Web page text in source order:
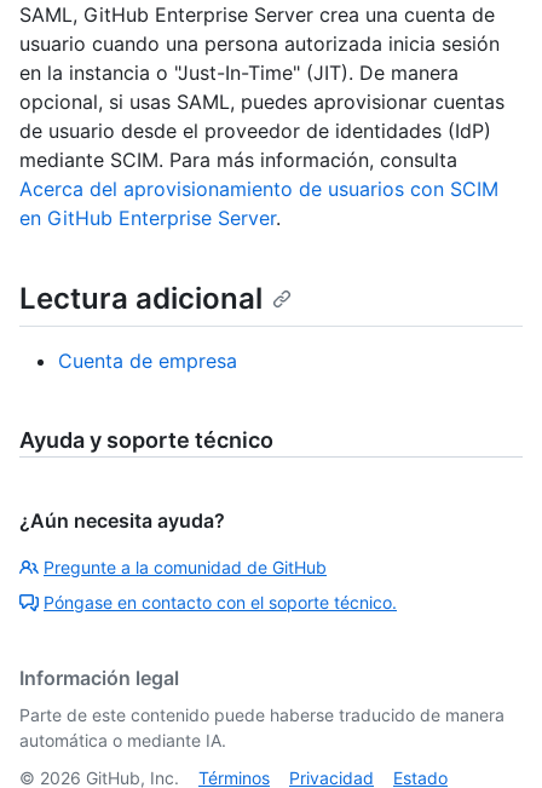
SAML, GitHub Enterprise Server crea una cuenta de
usuario cuando una persona autorizada inicia sesión
en la instancia o "Just-In-Time" (JIT). De manera
opcional, si usas SAML, puedes aprovisionar cuentas
de usuario desde el proveedor de identidades (IdP)
mediante SCIM. Para más información, consulta
Acerca del aprovisionamiento de usuarios con SCIM
en GitHub Enterprise Server.
Lectura adicional
Cuenta de empresa
Ayuda y soporte técnico
¿Aún necesita ayuda?
Pregunte a la comunidad de GitHub
Póngase en contacto con el soporte técnico.
Información legal
Parte de este contenido puede haberse traducido de manera
automática o mediante IA.
© 2026 GitHub, Inc. Términos Privacidad Estado